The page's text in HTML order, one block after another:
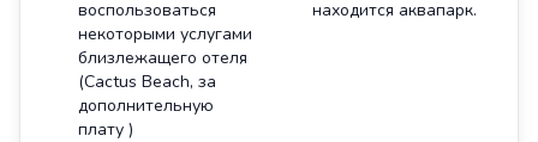
воспользоваться
некоторыми услугами
близлежащего отеля
(Cactus Beach, за
дополнительную
плату )
находится аквапарк.